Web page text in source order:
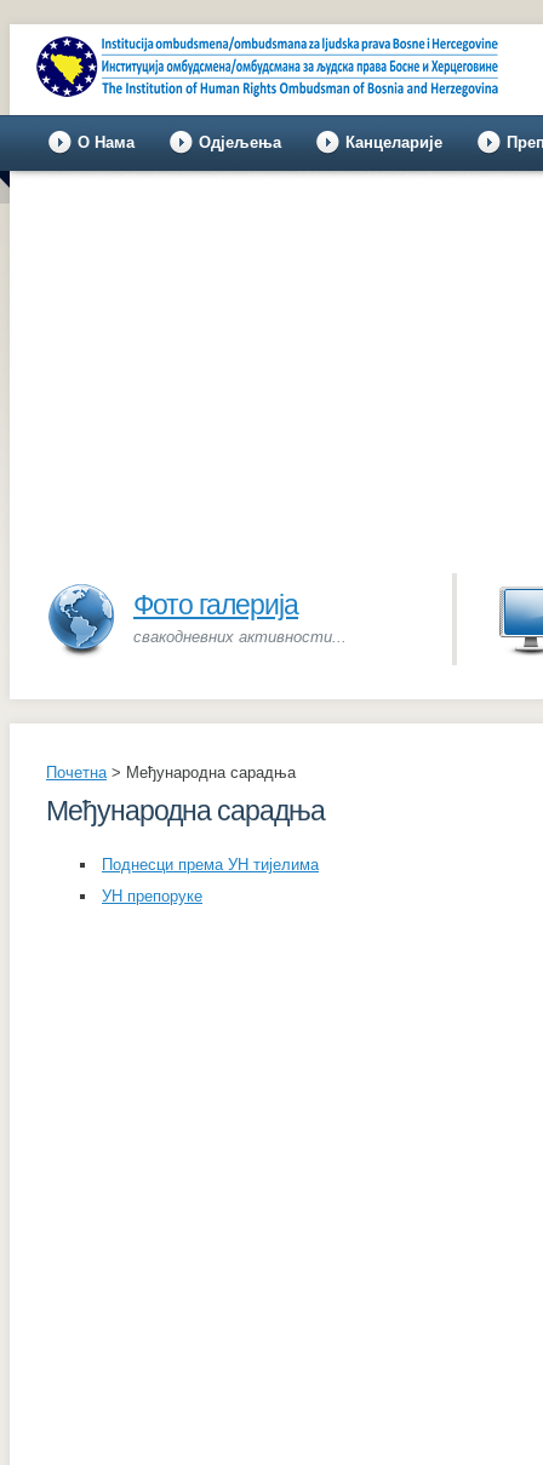
О Нама Одјељења Канцеларије
Фото галерија
свакодневних активности...
Почетна> Међународна сарадња
Међународна сарадња
Поднесци према УН тијелима
УН препоруке